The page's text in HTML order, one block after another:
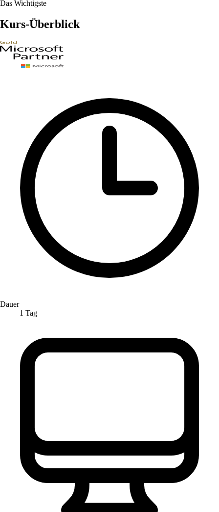
Das Wichtigste
Kurs-Überblick
Dauer
1 Tag